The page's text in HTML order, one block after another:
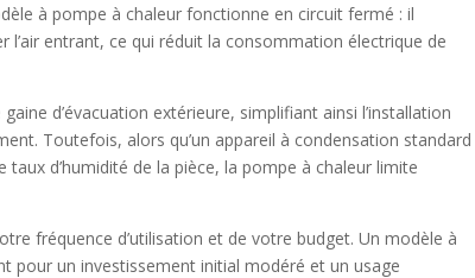
à pompe à chaleur fonctionne en circuit fermé : il
l’air entrant, ce qui réduit la consommation électrique de
d’évacuation extérieure, simplifiant ainsi l’installation
Toutefois, alors qu’un appareil à condensation standard
d’humidité de la pièce, la pompe à chaleur limite
fréquence d’utilisation et de votre budget. Un modèle à
pour un investissement initial modéré et un usage